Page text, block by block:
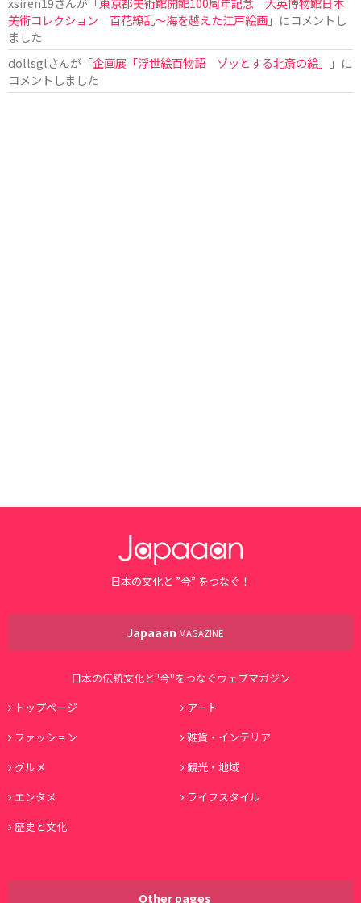
美術コレクション 百花繚乱～海を越えた江戸絵画」にコメントし
ました
dollsglさんが「企画展「浮世絵百物語 ゾッとする北斎の絵」
」に
コメントしました
日本の文化と ”今” をつなぐ！
Japaaan MAGAZINE
日本の伝統文化と"今"をつなぐウェブマガジン
トップページ
アート
ファッション
雑貨・インテリア
グルメ
観光・地域
エンタメ
ライフスタイル
歴史と文化
Other pages